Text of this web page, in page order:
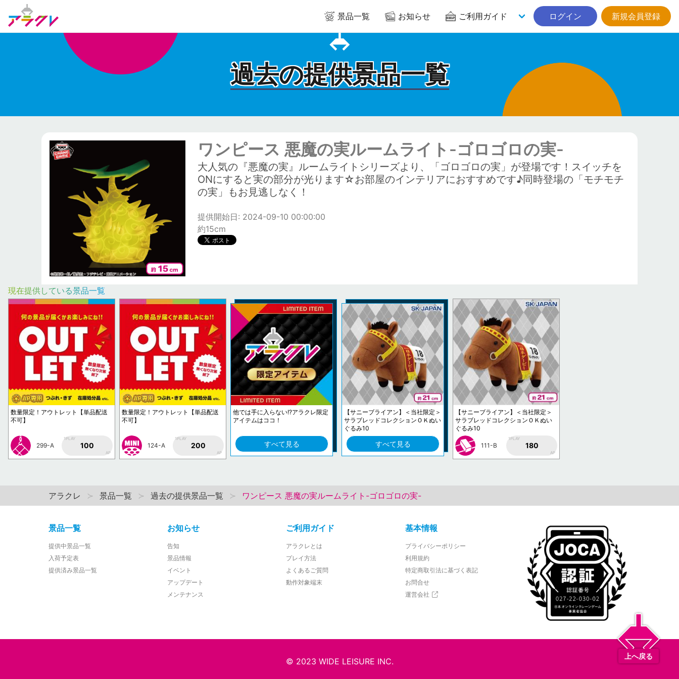
景品一覧 お知らせ ご利用ガイド ログイン 新規会員登録
過去の提供景品一覧
ワンピース 悪魔の実ルームライト-ゴロゴロの実-
大人気の『悪魔の実』ルームライトシリーズより、「ゴロゴロの実」が登場です！スイッチを
ONにすると実の部分が光ります☆お部屋のインテリアにおすすめです♪同時登場の「モチモチ
の実」もお見逃しなく！
提供開始日: 2024-09-10 00:00:00
約15cm
現在提供している景品一覧
数量限定！アウトレット【単品配送
不可】
299-A
1PLAY
100
AP
数量限定！アウトレット【単品配送
不可】
124-A
1PLAY
200
AP
他では手に入らない!?アラクレ限定
アイテムはココ！
すべて見る
【サニーブライアン】＜当社限定＞
サラブレッドコレクションＯＫぬい
ぐるみ10
すべて見る
【サニーブライアン】＜当社限定＞
サラブレッドコレクションＯＫぬい
ぐるみ10
111-B
1PLAY
180
AP
アラクレ 景品一覧 過去の提供景品一覧 ワンピース 悪魔の実ルームライト-ゴロゴロの実-
景品一覧
提供中景品一覧
入荷予定表
提供済み景品一覧
お知らせ
告知
景品情報
イベント
アップデート
メンテナンス
ご利用ガイド
アラクレとは
プレイ方法
よくあるご質問
動作対象端末
基本情報
プライバシーポリシー
利用規約
特定商取引法に基づく表記
お問合せ
運営会社
© 2023 WIDE LEISURE INC.
上へ戻る